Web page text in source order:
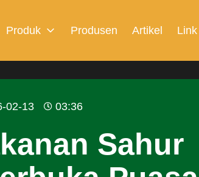
Produk Produsen Artikel Link
02-13 03:36
Sahur